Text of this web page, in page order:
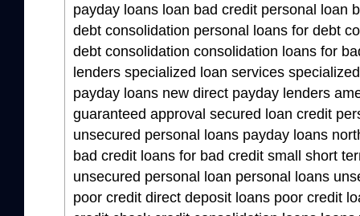
payday loans loan bad credit personal loan
debt consolidation personal loans for debt
debt consolidation consolidation loans for
lenders specialized loan services
payday loans new direct payday lenders
guaranteed approval secured loan credit
unsecured personal loans payday loans
bad credit loans for bad credit small short
unsecured personal loan personal loans
poor credit direct deposit loans poor credit